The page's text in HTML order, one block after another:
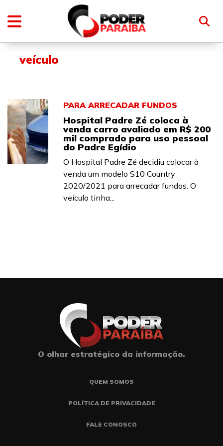
veículo
PARA ARRECADAR FUNDOS
Hospital Padre Zé coloca à
venda carro avaliado em R$ 200
mil comprado para uso pessoal
do Padre Egídio
O Hospital Padre Zé decidiu colocar à
venda um modelo S10 Country
2020/2021 para arrecadar fundos. O
veículo tinha...
O olhar estratégico da informação.
QUEM SOMOS
POLÍTICA DE PRIVACIDADE
FALE CONOSCO